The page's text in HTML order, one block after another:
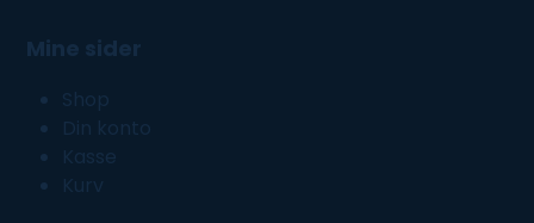
Mine sider
Shop
Din konto
Kasse
Kurv